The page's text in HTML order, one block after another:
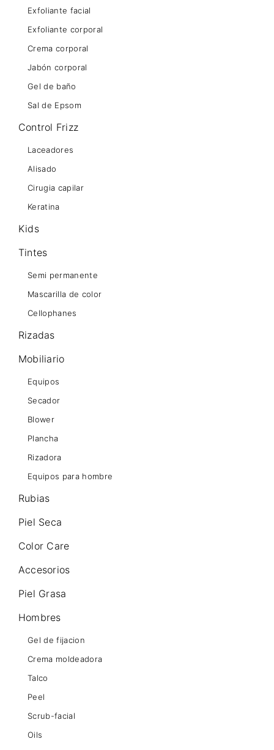
Exfoliante facial
Exfoliante corporal
Crema corporal
Jabón corporal
Gel de baño
Sal de Epsom
Control Frizz
Laceadores
Alisado
Cirugia capilar
Keratina
Kids
Tintes
Semi permanente
Mascarilla de color
Cellophanes
Rizadas
Mobiliario
Equipos
Secador
Blower
Plancha
Rizadora
Equipos para hombre
Rubias
Piel Seca
Color Care
Accesorios
Piel Grasa
Hombres
Gel de fijacion
Crema moldeadora
Talco
Peel
Scrub-facial
Oils